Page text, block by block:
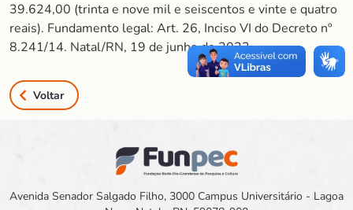
39.624,00 (trinta e nove mil e seiscentos e vinte e quatro
reais). Fundamento legal: Art. 26, Inciso VI do Decreto nº
8.241/14. Natal/RN, 19 de junho de 2023.
Voltar
Avenida Senador Salgado Filho, 3000 Campus Universitário - Lagoa